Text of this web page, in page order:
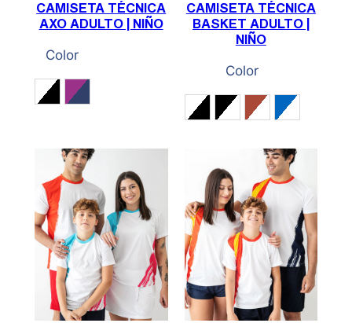
CAMISETA TÉCNICA
AXO ADULTO | NIÑO
Color
Blanco / Negro / Gold
Violeta / Marino / Amarillo
CAMISETA TÉCNICA
BASKET ADULTO |
NIÑO
Color
Blanco / Negro
Negro / Blanco
Rojo / Blanco
Royal /